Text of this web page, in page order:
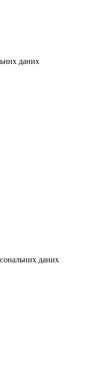
даних
даних